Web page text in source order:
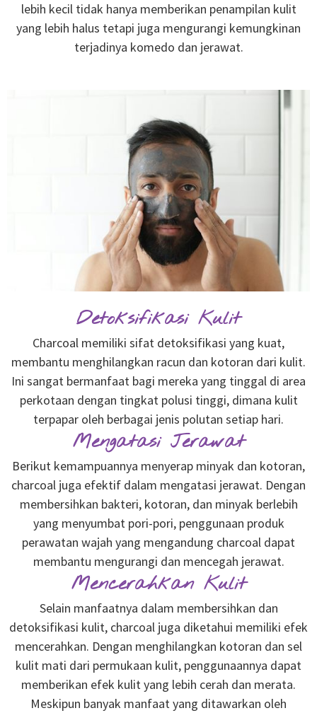
lebih kecil tidak hanya memberikan penampilan kulit
yang lebih halus tetapi juga mengurangi kemungkinan
terjadinya komedo dan jerawat.
Detoksifikasi Kulit
Charcoal memiliki sifat detoksifikasi yang kuat,
membantu menghilangkan racun dan kotoran dari kulit.
Ini sangat bermanfaat bagi mereka yang tinggal di area
perkotaan dengan tingkat polusi tinggi, dimana kulit
terpapar oleh berbagai jenis polutan setiap hari.
Mengatasi Jerawat
Berikut kemampuannya menyerap minyak dan kotoran,
charcoal juga efektif dalam mengatasi jerawat. Dengan
membersihkan bakteri, kotoran, dan minyak berlebih
yang menyumbat pori-pori, penggunaan produk
perawatan wajah yang mengandung charcoal dapat
membantu mengurangi dan mencegah jerawat.
Mencerahkan Kulit
Selain manfaatnya dalam membersihkan dan
detoksifikasi kulit, charcoal juga diketahui memiliki efek
mencerahkan. Dengan menghilangkan kotoran dan sel
kulit mati dari permukaan kulit, penggunaannya dapat
memberikan efek kulit yang lebih cerah dan merata.
Meskipun banyak manfaat yang ditawarkan oleh